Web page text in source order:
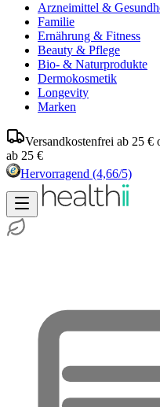
Arzneimittel &
Familie
Ernährung & Fitness
Beauty & Pflege
Bio- & Naturprodukte
Dermokosmetik
Longevity
Marken
Versandkostenfrei ab 25 €
ab 25 €
Hervorragend (4,66/5)